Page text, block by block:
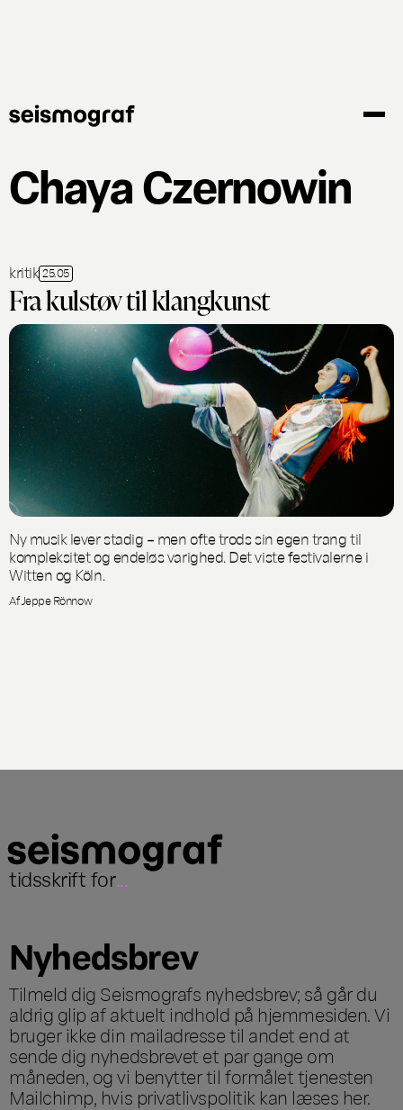
Chaya Czernowin
kritik 25.05
Fra kulstøv til klangkunst
Ny musik lever stadig – men ofte trods sin egen trang til
kompleksitet og endeløs varighed. Det viste festivalerne i
Witten og Köln.
Af Jeppe Rönnow
tidsskrift for...
Nyhedsbrev
Tilmeld dig Seismografs nyhedsbrev; så går du
aldrig glip af aktuelt indhold på hjemmesiden. Vi
bruger ikke din mailadresse til andet end at
sende dig nyhedsbrevet et par gange om
måneden, og vi benytter til formålet tjenesten
Mailchimp, hvis privatlivspolitik kan læses her.